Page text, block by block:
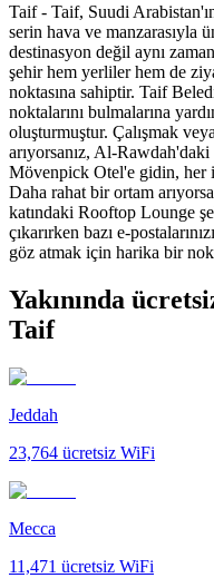
Taif- Taif, Suudi
serin hava ve manzarasıyla
destinasyon değil aynı
şehir hem yerliler hem de
noktasına sahiptir. Taif
noktalarını bulmalarına
oluşturmuştur. Çalışmak
arıyorsanız, Al-
Mövenpick Otel'e gidin, her
Daha rahat bir ortam
katındaki Rooftop Lounge
çıkarırken bazı e-
göz atmak için harika bir
Yakınında
Taif
Jeddah
23,764 ücretsiz WiFi
Mecca
11,471 ücretsiz WiFi